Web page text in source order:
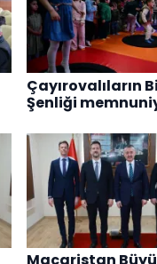
Çayırovalıların
Şenliği